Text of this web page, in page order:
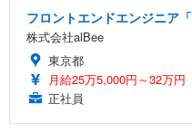
フロントエンドエンジニア
株式会社alBee
東京都
月給25万5,000円～32万円
正社員